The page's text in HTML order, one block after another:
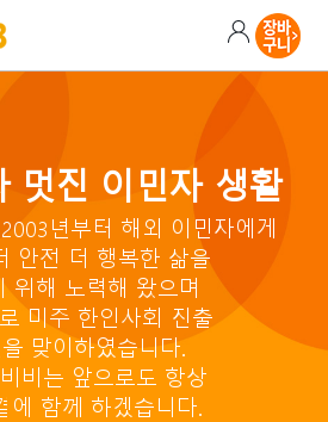
멋진 이민자 생활
년부터 해외 이민자에게
안전 더 행복한 삶을
위해 노력해 왔으며
미주 한인사회 진출
맞이하였습니다.
비는 앞으로도 항상
에 함께 하겠습니다.